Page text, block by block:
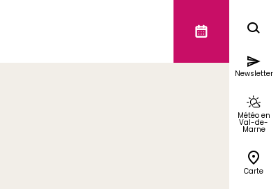
Newsletter
Météo en
Val-de-
Marne
Carte